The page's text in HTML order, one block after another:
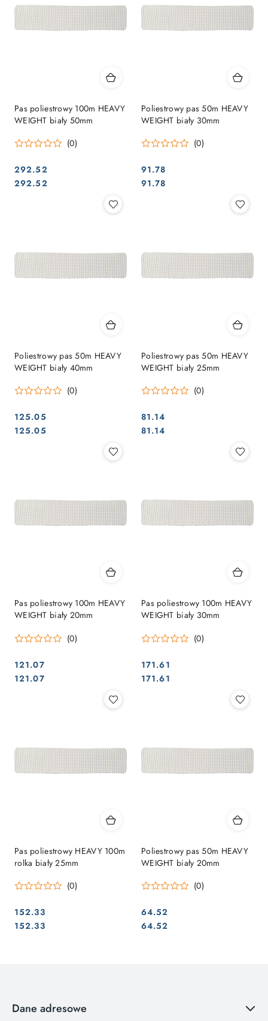
Pas poliestrowy 100m HEAVY
WEIGHT biały 50mm
(0)
Cena:
292.52
Cena:
292.52
Poliestrowy pas 50m HEAVY
WEIGHT biały 30mm
(0)
Cena:
91.78
Cena:
91.78
Poliestrowy pas 50m HEAVY
WEIGHT biały 40mm
(0)
Cena:
125.05
Cena:
125.05
Poliestrowy pas 50m HEAVY
WEIGHT biały 25mm
(0)
Cena:
81.14
Cena:
81.14
Pas poliestrowy 100m HEAVY
WEIGHT biały 20mm
(0)
Cena:
121.07
Cena:
121.07
Pas poliestrowy 100m HEAVY
WEIGHT biały 30mm
(0)
Cena:
171.61
Cena:
171.61
Pas poliestrowy HEAVY 100m
rolka biały 25mm
(0)
Cena:
152.33
Cena:
152.33
Poliestrowy pas 50m HEAVY
WEIGHT biały 20mm
(0)
Cena:
64.52
Cena:
64.52
Dane adresowe